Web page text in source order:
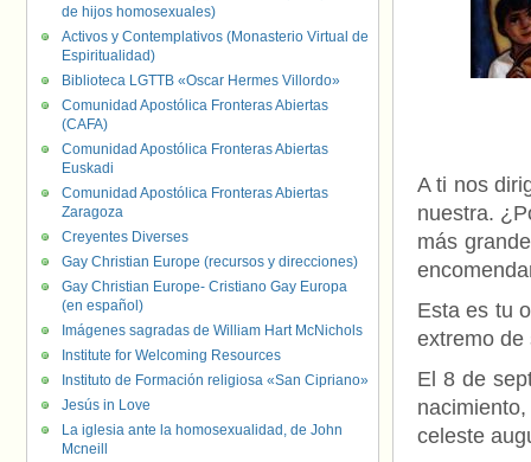
A ti nos
nuestra.
más
Esta es tu
extremo de
El 8 de
celeste
de hijos homosexuales)
Activos y Contemplativos (Monasterio Virtual de
Espiritualidad)
Biblioteca LGTTB «Oscar Hermes Villordo»
Comunidad Apostólica Fronteras Abiertas
(CAFA)
Comunidad Apostólica Fronteras Abiertas
Euskadi
Comunidad Apostólica Fronteras Abiertas
Zaragoza
Creyentes Diverses
Gay Christian Europe (recursos y direcciones)
Gay Christian Europe- Cristiano Gay Europa
(en español)
Imágenes sagradas de William Hart McNichols
Institute for Welcoming Resources
Instituto de Formación religiosa «San Cipriano»
Jesús in Love
La iglesia ante la homosexualidad, de John
Mcneill